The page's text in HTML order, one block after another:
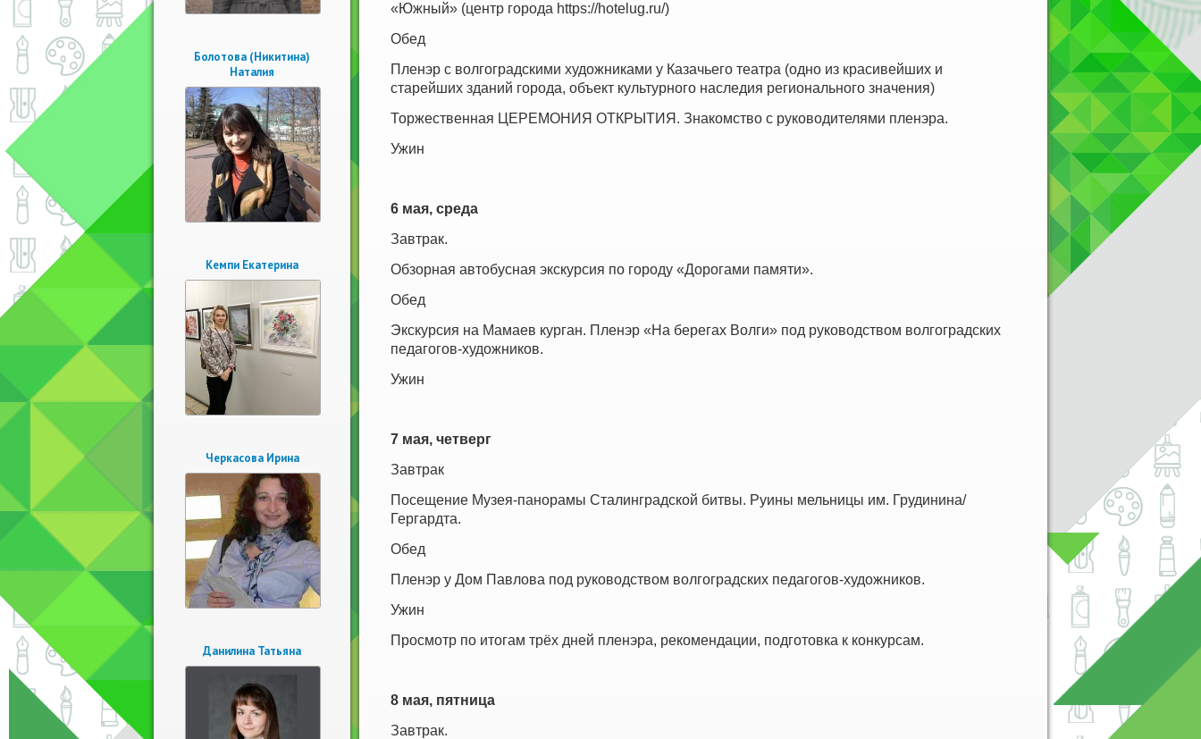
Болотова (Никитина)
Наталия
Кемпи Екатерина
Черкасова Ирина
Данилина Татьяна
«Южный» (центр города https://hotelug.ru/)
Обед
Пленэр с волгоградскими художниками у Казачьего театра (одно из красивейших и
старейших зданий города, объект культурного наследия регионального значения)
Торжественная ЦЕРЕМОНИЯ ОТКРЫТИЯ. Знакомство с руководителями пленэра.
Ужин
6 мая, среда
Завтрак.
Обзорная автобусная экскурсия по городу «Дорогами памяти».
Обед
Экскурсия на Мамаев курган. Пленэр «На берегах Волги» под руководством волгоградских
педагогов-художников.
Ужин
7 мая, четверг
Завтрак
Посещение Музея-панорамы Сталинградской битвы. Руины мельницы им. Грудинина/
Гергардта.
Обед
Пленэр у Дом Павлова под руководством волгоградских педагогов-художников.
Ужин
Просмотр по итогам трёх дней пленэра, рекомендации, подготовка к конкурсам.
8 мая, пятница
Завтрак.